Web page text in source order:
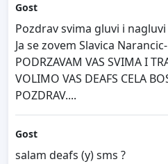
Gost
Pozdrav svima gluvi i
Ja se zovem Slavica
PODRZAVAM VAS SVIMA I
VOLIMO VAS DEAFS CELA
POZDRAV....
Gost
salam deafs (y) sms ?